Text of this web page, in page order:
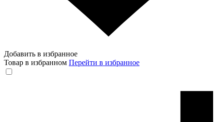
Добавить в избранное
Товар в избранном Перейти в избранное